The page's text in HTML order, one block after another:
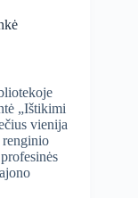
„Ištikimi
vienija